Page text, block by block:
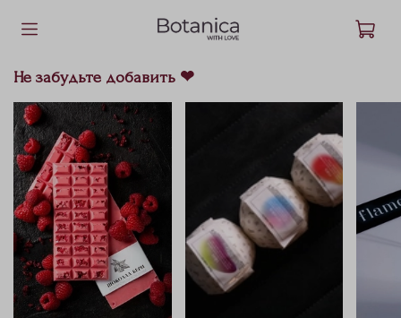
Не забудьте добавить ❤